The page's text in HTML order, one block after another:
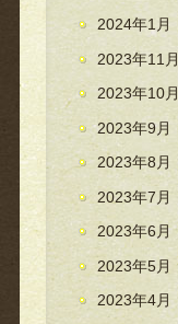
2024年1月
2023年11月
2023年10月
2023年9月
2023年8月
2023年7月
2023年6月
2023年5月
2023年4月